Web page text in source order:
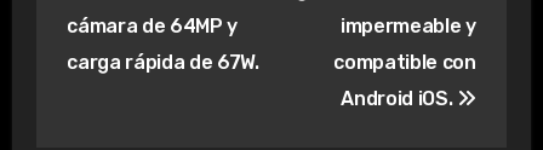
cámara de 64MP y
carga rápida de 67W.
impermeable y
compatible con
Android iOS.